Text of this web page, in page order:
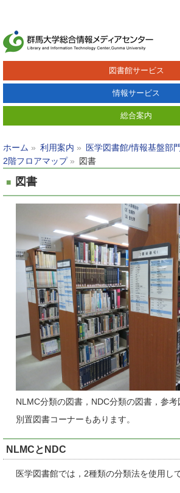
図書館サービス
情報サービス
総合案内
ホーム 利用案内
医学図書館/情報基盤部
2階フロアマップ
図書
図書
NLMC分類の図書，NDC分類の図書，参考
別置図書コーナーもあります。
NLMCとNDC
医学図書館では，2種類の分類法を使用し